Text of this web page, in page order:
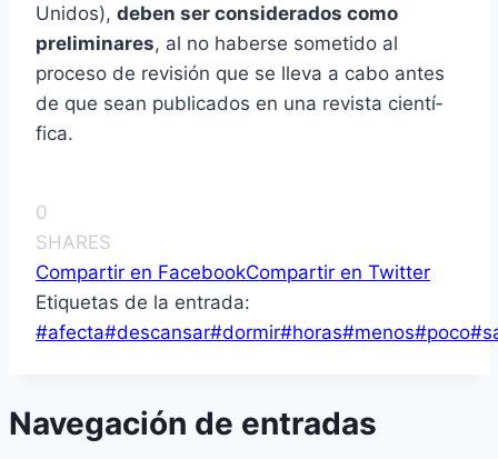
Unidos), deben ser considerados como
preliminares, al no haberse sometido al
proceso de revisión que se lleva a cabo antes
de que sean publicados en una revista cientí­
fica.
0
SHARES
Compartir en FacebookCompartir en Twitter
Etiquetas de la entrada:
#afecta#descansar#dormir#horas#menos#poco#
Navegación de entradas